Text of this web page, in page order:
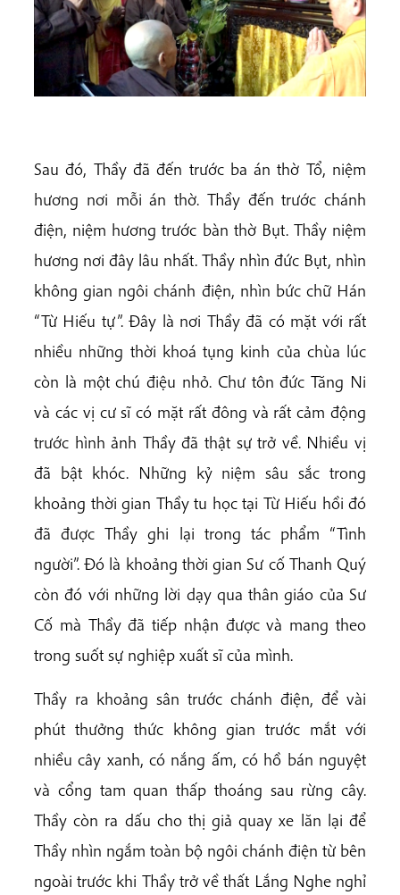
Sau đó, Thầy đã đến trước ba án thờ Tổ, niệm
hương nơi mỗi án thờ. Thầy đến trước chánh
điện, niệm hương trước bàn thờ Bụt. Thầy niệm
hương nơi đây lâu nhất. Thầy nhìn đức Bụt, nhìn
không gian ngôi chánh điện, nhìn bức chữ Hán
“Từ Hiếu tự”. Đây là nơi Thầy đã có mặt với rất
nhiều những thời khoá tụng kinh của chùa lúc
còn là một chú điệu nhỏ. Chư tôn đức Tăng Ni
và các vị cư sĩ có mặt rất đông và rất cảm động
trước hình ảnh Thầy đã thật sự trở về. Nhiều vị
đã bật khóc. Những kỷ niệm sâu sắc trong
khoảng thời gian Thầy tu học tại Từ Hiếu hồi đó
đã được Thầy ghi lại trong tác phẩm “Tình
người”. Đó là khoảng thời gian Sư cố Thanh Quý
còn đó với những lời dạy qua thân giáo của Sư
Cố mà Thầy đã tiếp nhận được và mang theo
trong suốt sự nghiệp xuất sĩ của mình.
Thầy ra khoảng sân trước chánh điện, để vài
phút thưởng thức không gian trước mắt với
nhiều cây xanh, có nắng ấm, có hồ bán nguyệt
và cổng tam quan thấp thoáng sau rừng cây.
Thầy còn ra dấu cho thị giả quay xe lăn lại để
Thầy nhìn ngắm toàn bộ ngôi chánh điện từ bên
ngoài trước khi Thầy trở về thất Lắng Nghe nghỉ